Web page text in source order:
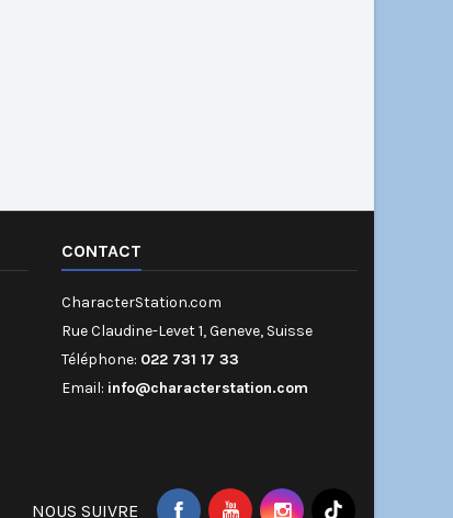
CONTACT
CharacterStation.com
Rue Claudine-Levet 1, Geneve, Suisse
Téléphone: 022 731 17 33
Email: info@characterstation.com
NOUS SUIVRE